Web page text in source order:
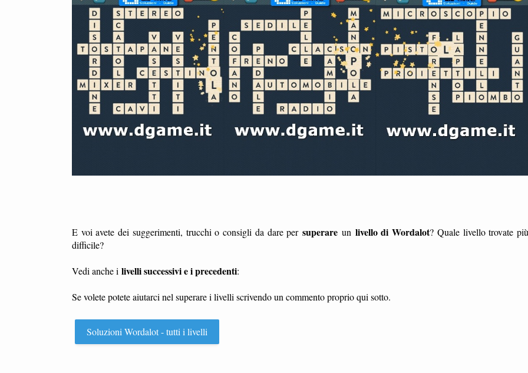
E voi avete dei suggerimenti, trucchi o consigli da dare persuperare un livello di Wordalot? Quale livello trovate
difficile?
Vedi anche i livelli successivi e i precedenti:
Se volete potete aiutarci nel superare i livelli scrivendo un commento proprio qui sotto.
Soluzioni Wordalot - tutti i livelli